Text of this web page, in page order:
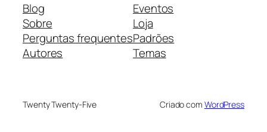
Blog
Sobre
Perguntas frequentes
Autores
Eventos
Loja
Padrões
Temas
Twenty Twenty-Five Criado com WordPress